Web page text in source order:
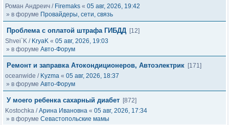
Роман Андреич / Firemaks « 05 авг, 2026, 19:42
» в форуме Провайдеры, сети, связь
Проблема с оплатой штрафа ГИБДД [12]
Shvei`K / KryaK « 05 авг, 2026, 19:03
» в форуме Авто-Форум
Ремонт и заправка Атокондиционеров, Автоэлектрик [171]
oceanwide / Kyzma « 05 авг, 2026, 18:37
» в форуме Авто-Форум
У моего ребенка сахарный диабет [872]
Kostochka /Арина Ивановна « 05 авг, 2026, 17:34
» в форуме Севастопольские мамы